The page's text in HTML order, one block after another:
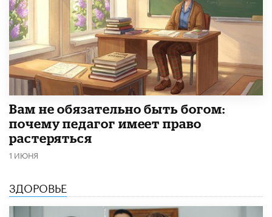
​Вам не обязательно быть богом:
почему педагог имеет право
растеряться
1 ИЮНЯ
ЗДОРОВЬЕ